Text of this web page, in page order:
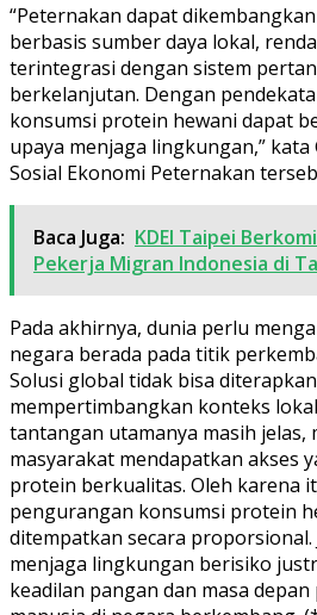
“Peternakan dapat
berbasis sumber daya lokal,
terintegrasi dengan sistem
berkelanjutan. Dengan
konsumsi protein hewani dapat
upaya menjaga lingkungan,”
Sosial Ekonomi Peternakan
Baca Juga: KDEI Taipei
Pekerja Migran Indonesia di
Pada akhirnya, dunia perlu
negara berada pada titik
Solusi global tidak bisa
mempertimbangkan konteks
tantangan utamanya masih jelas,
masyarakat mendapatkan akses
protein berkualitas. Oleh karena
pengurangan konsumsi protein
ditempatkan secara proporsional.
menjaga lingkungan berisiko
keadilan pangan dan masa